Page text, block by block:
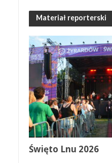
Materiał reporterski
Święto Lnu 2026